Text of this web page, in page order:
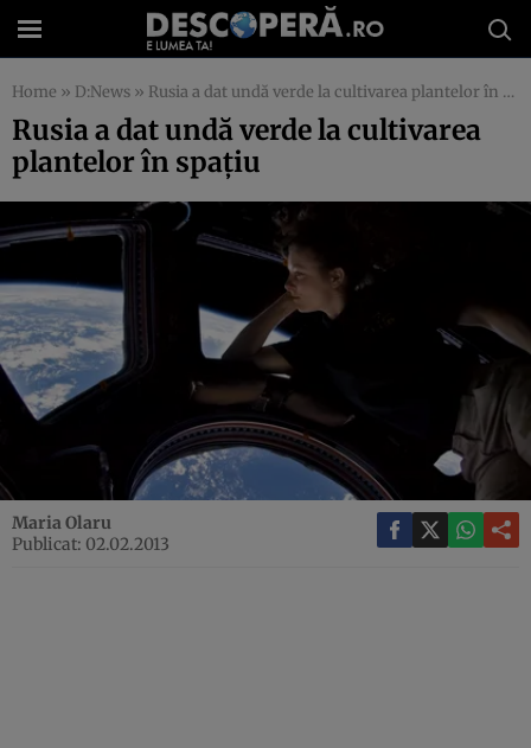
Home » D:News » Rusia a dat undă verde la cultivarea plantelor în spaţiu
Rusia a dat undă verde la cultivarea
plantelor în spaţiu
Maria Olaru
Publicat: 02.02.2013